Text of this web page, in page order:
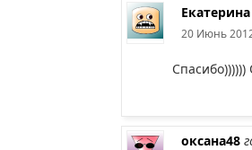
Екатерина
20 Июнь
оксана48